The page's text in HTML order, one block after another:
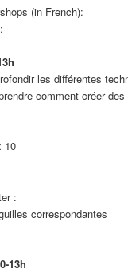
(in French):
les différentes
comment créer
10
:
correspondantes
13h